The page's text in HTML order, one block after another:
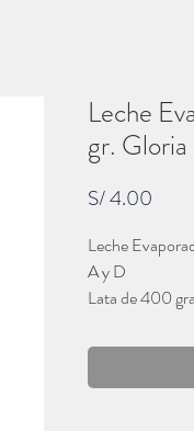
Leche
gr. Gloria
S/ 4.00
Leche
A y D
Lata de 400